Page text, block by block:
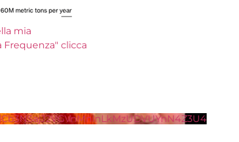
mia
clicca